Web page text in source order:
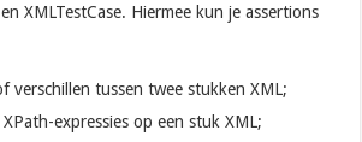
XMLTestCase. Hiermee kun je assertions
verschillen tussen twee stukken XML;
expressies op een stuk XML;